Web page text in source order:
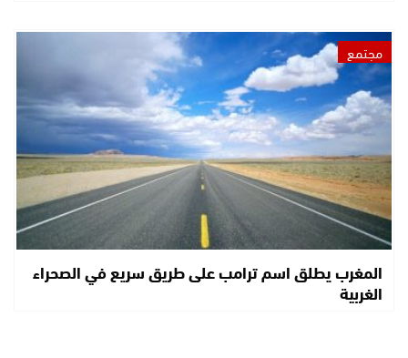
مجتمع
المغرب يطلق اسم ترامب على طريق سريع في الصحراء
الغربية